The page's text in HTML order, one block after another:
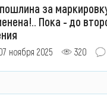
за
Пока - до
ноября 2025 320